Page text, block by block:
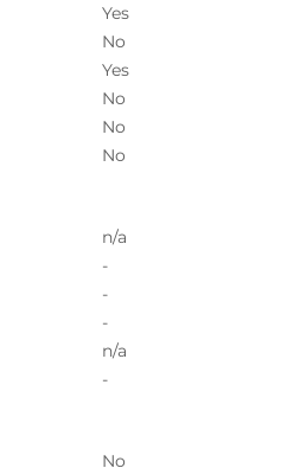
Yes
No
Yes
No
No
No
n/a
-
-
-
n/a
-
No